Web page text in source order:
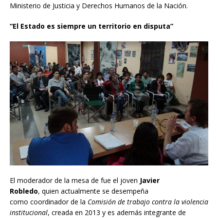
Ministerio de Justicia y Derechos Humanos de la Nación.
“El Estado es siempre un territorio en disputa”
El moderador de la mesa de fue el joven Javier
Robledo, quien actualmente se desempeña
como coordinador de la Comisión de trabajo contra la violencia
institucional, creada en 2013 y es además integrante de